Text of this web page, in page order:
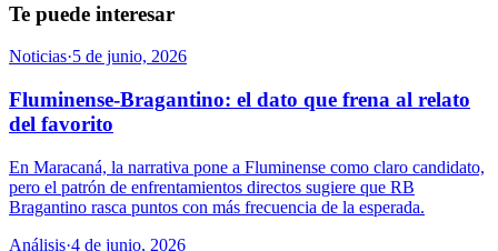
Te puede interesar
Noticias·5 de junio, 2026
Fluminense-Bragantino: el dato que frena al relato
del favorito
En Maracaná, la narrativa pone a Fluminense como claro candidato,
pero el patrón de enfrentamientos directos sugiere que RB
Bragantino rasca puntos con más frecuencia de la esperada.
Análisis·4 de junio, 2026